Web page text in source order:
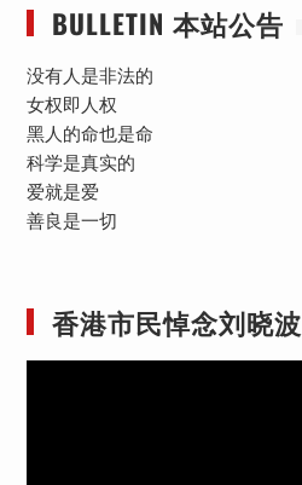
BULLETIN 本站公告
没有人是非法的
女权即人权
黑人的命也是命
科学是真实的
爱就是爱
善良是一切
香港市民悼念刘晓波